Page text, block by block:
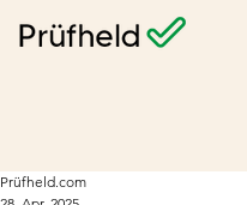
Prüfheld.com